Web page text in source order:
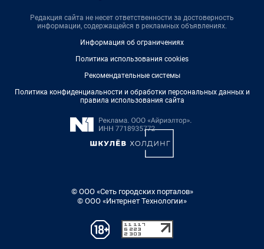
Редакция сайта не несет ответственности за достоверность
информации, содержащейся в рекламных объявлениях.
Информация об ограничениях
Политика использования cookies
Рекомендательные системы
Политика конфиденциальности и обработки персональных данных и
правила использования сайта
© ООО «Сеть городских порталов»
© ООО «Интернет Технологии»